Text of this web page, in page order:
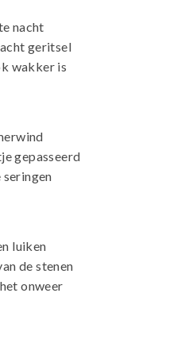
nacht
geritsel
wakker is
gepasseerd
seringen
luiken
de stenen
onweer